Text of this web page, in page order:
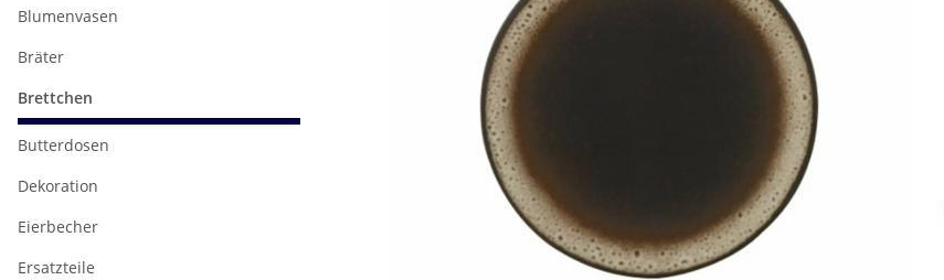
Blumenvasen
Bräter
Brettchen
Butterdosen
Dekoration
Eierbecher
Ersatzteile